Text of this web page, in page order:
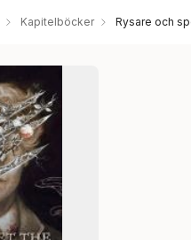
Kapitelböcker Rysare och